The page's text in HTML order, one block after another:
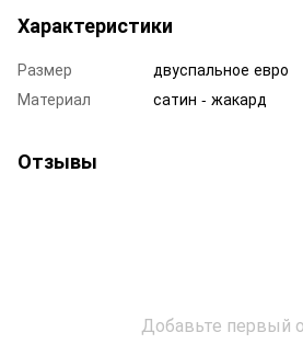
Характеристики
Размер
двуспальное евро
Материал
сатин - жакард
Отзывы
Добавьте первый